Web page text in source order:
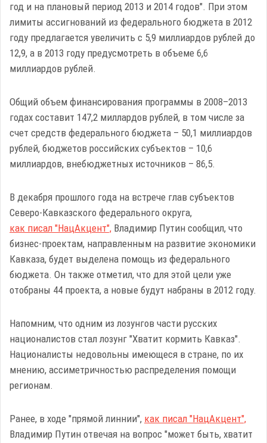
год и на плановый период 2013 и 2014 годов". При этом
лимиты ассигнований из федерального бюджета в 2012
году предлагается увеличить с 5,9 миллиардов рублей до
12,9, а в 2013 году предусмотреть в объеме 6,6
миллиардов рублей.
Общий объем финансирования программы в 2008–2013
годах составит 147,2 миллардов рублей, в том числе за
счет средств федерального бюджета – 50,1 миллиардов
рублей, бюджетов российских субъектов – 10,6
миллиардов, внебюджетных источников – 86,5.
В декабря прошлого года на встрече глав субъектов
Северо-Кавказского федерального округа,
как писал "НацАкцент", Владимир Путин сообщил, что
бизнес-проектам, направленным на развитие экономики
Кавказа, будет выделена помощь из федерального
бюджета. Он также отметил, что для этой цели уже
отобраны 44 проекта, а новые будут набраны в 2012 году.
Напомним, что одним из лозунгов части русских
националистов стал лозунг "Хватит кормить Кавказ".
Националисты недовольны имеющеся в стране, по их
мнению, ассиметричностью распределения помощи
регионам.
Ранее, в ходе "прямой линнии", как писал "НацАкцент",
Владимир Путин отвечая на вопрос "может быть, хватит